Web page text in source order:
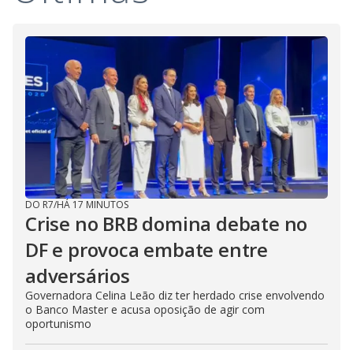
DO R7/HÁ 17 MINUTOS
Crise no BRB domina debate no
DF e provoca embate entre
adversários
Governadora Celina Leão diz ter herdado crise envolvendo
o Banco Master e acusa oposição de agir com
oportunismo